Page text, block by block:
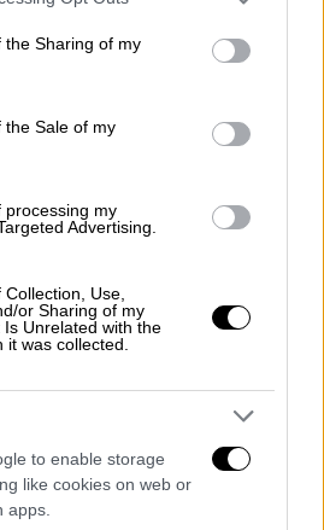
usage behaviour. You may click to
Google and its third-party tags to
purposes in below Google
the Sharing of my
the Sale of my
processing my
Advertising.
Use,
or Sharing of my
Unrelated with the
was collected.
to enable storage
like cookies on web or
apps.
του Παρισιού.
Κοινοβούλιο,
της αντιπροσωπείας του
Κοινοβουλευτική
ΑΚΕ-ΕΕ.
στην Ειδική Επιτροπή για
19.Από τον Απρίλιο του
συμπροεδρεύει στο
της COVAX, μαζί με τον
Υπό αυτή την
της αντιπροσωπείας
Εμανουέλ Μακρόν στην
του στη Ρουάντα και τη
Μάιο του 2021.